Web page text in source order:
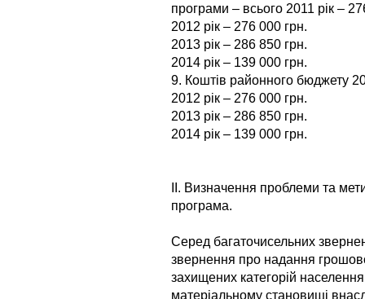
програми – всього 2011 рік –
2012 рік – 276 000 грн.
2013 рік – 286 850 грн.
2014 рік – 139 000 грн.
9. Коштів районного бюджету
2012 рік – 276 000 грн.
2013 рік – 286 850 грн.
2014 рік – 139 000 грн.
ІІ. Визначення проблеми та
програма.
Серед багаточисельних
звернення про надання
захищених категорій
матеріальному становищі